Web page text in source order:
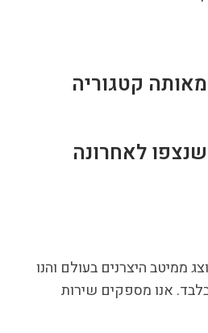
קטגוריה
לאחרונה
ממיטב היצרנים בעולם והנו
בלבד. אנו מספקים שירות